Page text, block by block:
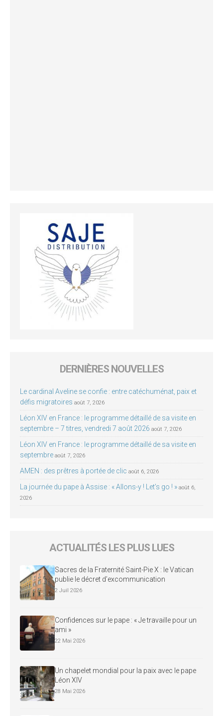
DERNIÈRES NOUVELLES
Le cardinal Aveline se confie : entre catéchuménat, paix et
défis migratoires août 7, 2026
Léon XIV en France : le programme détaillé de sa visite en
septembre – 7 titres, vendredi 7 août 2026 août 7, 2026
Léon XIV en France : le programme détaillé de sa visite en
septembre août 7, 2026
AMEN : des prêtres à portée de clic août 6, 2026
La journée du pape à Assise : « Allons-y ! Let’s go ! » août 6,
2026
ACTUALITÉS LES PLUS LUES
Sacres de la Fraternité Saint-Pie X : le Vatican
publie le décret d’excommunication
2 Juil 2026
Confidences sur le pape : « Je travaille pour un
ami »
22 Mai 2026
Un chapelet mondial pour la paix avec le pape
Léon XIV
28 Mai 2026